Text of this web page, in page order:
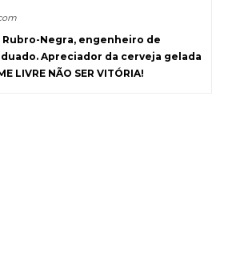
Negra, engenheiro de
Apreciador da cerveja gelada
LIVRE NÃO SER VITÓRIA!